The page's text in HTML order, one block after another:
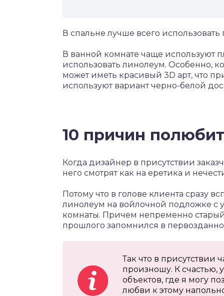
В спальне лучше всего
В ванной комнате чаще используют
использовать линолеум. Особенно,
может иметь красивый 3D арт, что
используют вариант черно-белой
10 причин
Когда дизайнер в присутствии
него смотрят как на еретика и
Потому что в голове клиента сразу
линолеум на войлочной подложке
комнаты. Причем непременно
прошлого запомнился в
Так что в присутствии
произношу. К счастью,
объектов, где я могу
любви к этому